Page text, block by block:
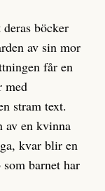
böcker
av sin mor
får en
med
stram text.
av en kvinna
kvar blir en
barnet har